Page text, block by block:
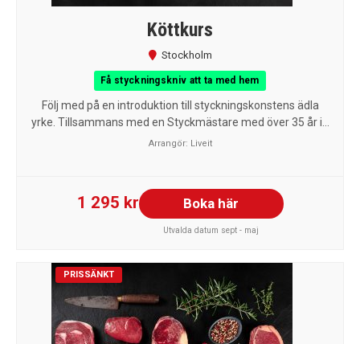
Köttkurs
Stockholm
Få styckningskniv att ta med hem
Följ med på en introduktion till styckningskonstens ädla
yrke. Tillsammans med en Styckmästare med över 35 år i...
Arrangör: Liveit
1 295 kr Boka här
Utvalda datum sept - maj
PRISSÄNKT